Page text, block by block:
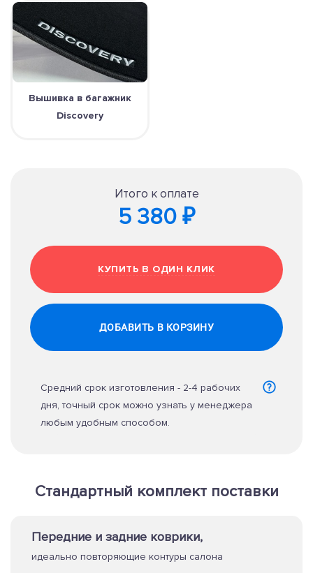
Вышивка в багажник
Discovery
Итого к оплате
5 380 ₽
КУПИТЬ В ОДИН КЛИК
ДОБАВИТЬ В КОРЗИНУ
Средний срок изготовления - 2-4 рабочих
дня, точный срок можно узнать у менеджера
любым удобным способом.
Стандартный комплект поставки
Передние и задние коврики,
идеально повторяющие контуры салона